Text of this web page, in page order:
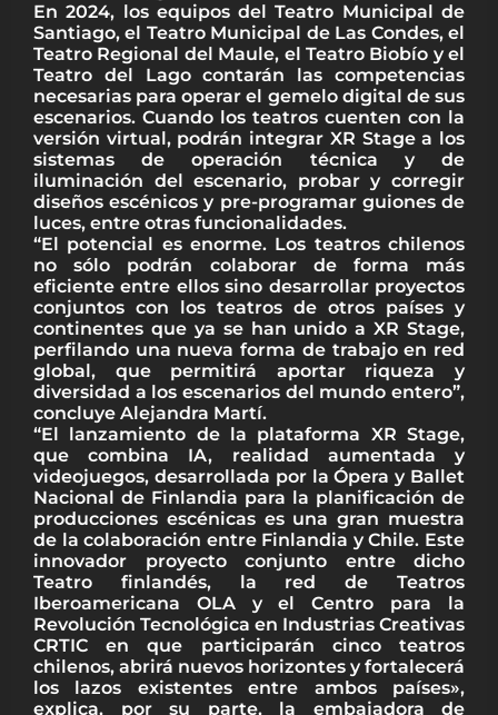
En 2024, los equipos del Teatro Municipal de
Santiago, el Teatro Municipal de Las Condes, el
Teatro Regional del Maule, el Teatro Biobío y el
Teatro del Lago contarán las competencias
necesarias para operar el gemelo digital de sus
escenarios. Cuando los teatros cuenten con la
versión virtual, podrán integrar XR Stage a los
sistemas de operación técnica y de
iluminación del escenario, probar y corregir
diseños escénicos y pre-programar guiones de
luces, entre otras funcionalidades.
“El potencial es enorme. Los teatros chilenos
no sólo podrán colaborar de forma más
eficiente entre ellos sino desarrollar proyectos
conjuntos con los teatros de otros países y
continentes que ya se han unido a XR Stage,
perfilando una nueva forma de trabajo en red
global, que permitirá aportar riqueza y
diversidad a los escenarios del mundo entero”,
concluye Alejandra Martí.
“El lanzamiento de la plataforma XR Stage,
que combina IA, realidad aumentada y
videojuegos, desarrollada por la Ópera y Ballet
Nacional de Finlandia para la planificación de
producciones escénicas es una gran muestra
de la colaboración entre Finlandia y Chile. Este
innovador proyecto conjunto entre dicho
Teatro finlandés, la red de Teatros
Iberoamericana OLA y el Centro para la
Revolución Tecnológica en Industrias Creativas
CRTIC en que participarán cinco teatros
chilenos, abrirá nuevos horizontes y fortalecerá
los lazos existentes entre ambos países»,
explica, por su parte, la embajadora de